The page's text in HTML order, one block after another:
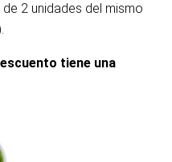
2 unidades del mismo
tiene una